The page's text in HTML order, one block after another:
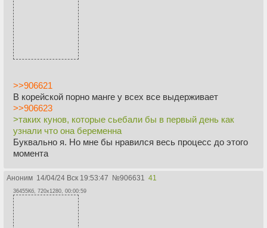
>>906621
В корейской порно манге у всех все выдерживает
>>906623
>таких кунов, которые сьебали бы в первый день как
узнали что она беременна
Буквально я. Но мне бы нравился весь процесс до этого
момента
Аноним 14/04/24 Вск 19:53:47 №906631 41
36455Кб, 720x1280, 00:00:59